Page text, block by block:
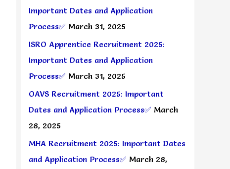
Important Dates and Application
Process✅ March 31, 2025
ISRO Apprentice Recruitment 2025:
Important Dates and Application
Process✅ March 31, 2025
OAVS Recruitment 2025: Important
Dates and Application Process✅ March
28, 2025
MHA Recruitment 2025: Important Dates
and Application Process✅ March 28,